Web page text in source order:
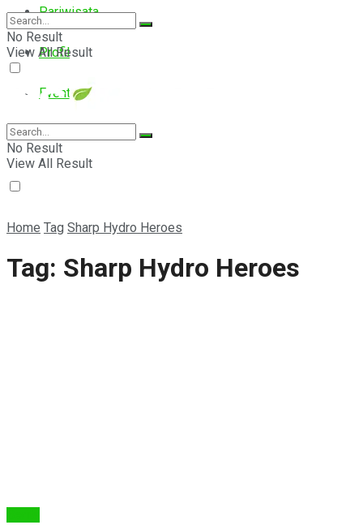
Pariwisata
Profil
Event
E-Magazine
No Result
View All Result
No Result
View All Result
Home Tag Sharp Hydro Heroes
Tag: Sharp Hydro Heroes